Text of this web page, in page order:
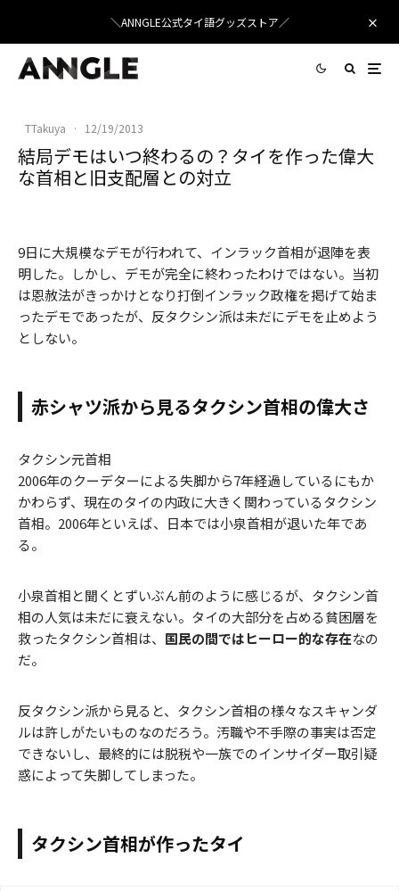
＼ANNGLE公式タイ語グッズストア／
TTakuya · 12/19/2013
結局デモはいつ終わるの？タイを作った偉大
な首相と旧支配層との対立
9日に大規模なデモが行われて、インラック首相が退陣を表
明した。しかし、デモが完全に終わったわけではない。当初
は恩赦法がきっかけとなり打倒インラック政権を掲げて始ま
ったデモであったが、反タクシン派は未だにデモを止めよう
としない。
赤シャツ派から見るタクシン首相の偉大さ
タクシン元首相
2006年のクーデターによる失脚から7年経過しているにもか
かわらず、現在のタイの内政に大きく関わっているタクシン
首相。2006年といえば、日本では小泉首相が退いた年であ
る。
小泉首相と聞くとずいぶん前のように感じるが、タクシン首
相の人気は未だに衰えない。タイの大部分を占める貧困層を
救ったタクシン首相は、 国民の間ではヒーロー的な存在なの
だ。
反タクシン派から見ると、タクシン首相の様々なスキャンダ
ルは許しがたいものなのだろう。汚職や不手際の事実は否定
できないし、最終的には脱税や一族でのインサイダー取引疑
惑によって失脚してしまった。
タクシン首相が作ったタイ